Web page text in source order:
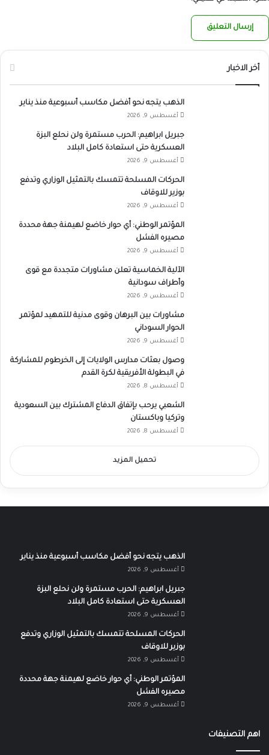
أخر الاخبار
الذهب يتجه نحو أفضل مكاسب أسبوعية منذ يناير
أغسطس 9, 2026
جبريل ابراهيم: الحرب مستمرة ولن نحلع البزة
العسكرية حتى استعادة كامل البلاد
أغسطس 9, 2026
الحركات المسلحة تتمسك بالتمثيل الوزاري وتدفع
بوزير للاوقاف
أغسطس 9, 2026
المؤتمر الوطني: أي حوار خاضع لهيمنة جهة محددة
مصيره الفشل
أغسطس 9, 2026
الآلية الخماسية تعلن مشاورات متجددة مع قوى
وأطراف سودانية
أغسطس 9, 2026
مشاورات بين البرهان وقوى مدنية للتمهيد لمؤتمر
الحوار السوداني
أغسطس 9, 2026
وصول بعثات مدارس الولايات إلى الخرطوم للمشاركة
في البطولة الأفريقية لكرة القدم
أغسطس 8, 2026
الشعبي يرحب بإتفاق الدفاع المشترك بين السعودية
وتركيا وباكستان
أغسطس 8, 2026
تحميل المزيد
الذهب يتجه نحو أفضل مكاسب أسبوعية منذ يناير
أغسطس 9, 2026
جبريل ابراهيم: الحرب مستمرة ولن نحلع البزة
العسكرية حتى استعادة كامل البلاد
أغسطس 9, 2026
الحركات المسلحة تتمسك بالتمثيل الوزاري وتدفع
بوزير للاوقاف
أغسطس 9, 2026
المؤتمر الوطني: أي حوار خاضع لهيمنة جهة محددة
مصيره الفشل
أغسطس 9, 2026
اهم التصنيفات